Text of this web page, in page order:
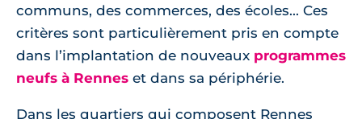
communs, des commerces, des écoles... Ces
critères sont particulièrement pris en compte
dans l’implantation de nouveaux programmes
neufs à Rennes et dans sa périphérie.
Dans les quartiers qui composent Rennes